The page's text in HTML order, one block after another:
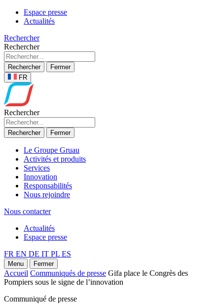
Espace presse
Actualités
Rechercher
Rechercher
Rechercher
Fermer
FR
Rechercher
Rechercher Fermer
Le Groupe Gruau
Activités et produits
Services
Innovation
Responsabilités
Nous rejoindre
Nous contacter
Actualités
Espace presse
FR EN DE IT PL ES
Menu Fermer
Accueil Communiqués de presse Gifa place le Congrès des
Pompiers sous le signe de l’innovation
Communiqué de presse